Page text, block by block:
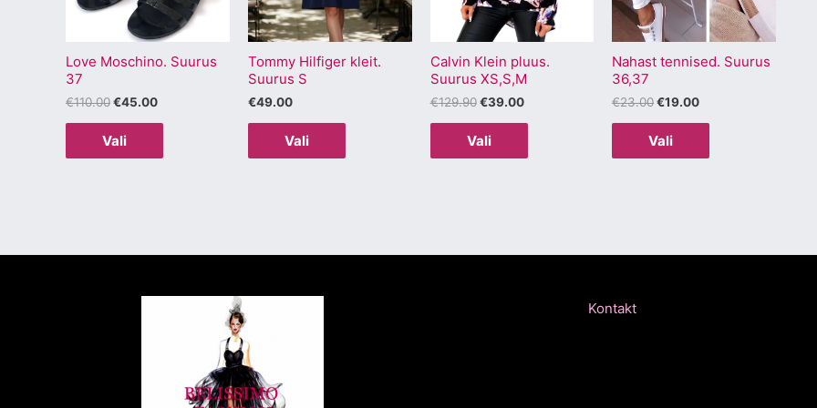
Love Moschino. Suurus
37
€110.00€45.00
Vali
Valikuid
saab
teha
Tommy Hilfiger kleit.
Suurus S
€49.00
Vali
Valikuid
saab
teha
Calvin Klein pluus.
Suurus XS,S,M
€129.90 €39.00
Vali
Valikuid
saab
teha
Nahast tennised. Suurus
36,37
€23.00 €19.00
Vali
Valikuid
saab
teha
Kontakt